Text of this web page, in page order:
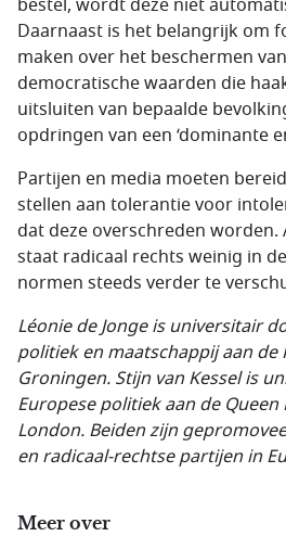
bestel, wordt deze niet
Daarnaast is het belangrijk om
maken over het beschermen
democratische waarden die
uitsluiten van bepaalde
opdringen van een ‘dominante
Partijen en media moeten
stellen aan tolerantie voor
dat deze overschreden worden.
staat radicaal rechts weinig in
normen steeds verder te
Léonie de Jonge is universitair
politiek en maatschappij aan de
Groningen. Stijn van Kessel is
Europese politiek aan de
London. Beiden zijn
en radicaal-rechtse partijen in
Meer over